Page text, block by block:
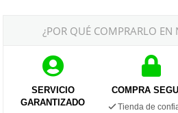
¿POR QUÉ COMPRARLO EN
SERVICIO
GARANTIZADO
COMPRA
Tienda de